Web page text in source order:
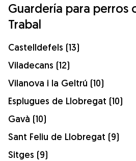
Guardería para perros
Trabal
Castelldefels (13)
Viladecans (12)
Vilanova i la Geltrú (10)
Esplugues de Llobregat (10)
Gavà (10)
Sant Feliu de Llobregat (9)
Sitges (9)